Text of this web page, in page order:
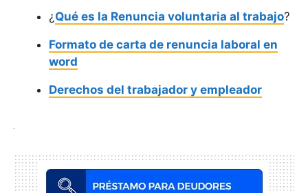
¿ Qué es la Renuncia voluntaria al trabajo?
Formato de carta de renuncia laboral en
word
Derechos del trabajador y empleador